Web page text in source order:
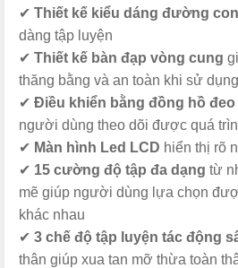
✔ Thiết kế kiểu dáng đường
dàng tập luyện
✔ Thiết kế bàn đạp vòng cung
thăng bằng và an toàn khi sử dụng
✔ Điều khiển bằng đồng hồ
người dùng theo dõi được quá
✔ Màn hình Led LCD hiển thị rõ
✔ 15 cường độ tập đa dạng từ
mẽ giúp người dùng lựa chọn
khác nhau
✔ 3 chế độ tập luyện tác động
thân giúp xua tan mỡ thừa toàn